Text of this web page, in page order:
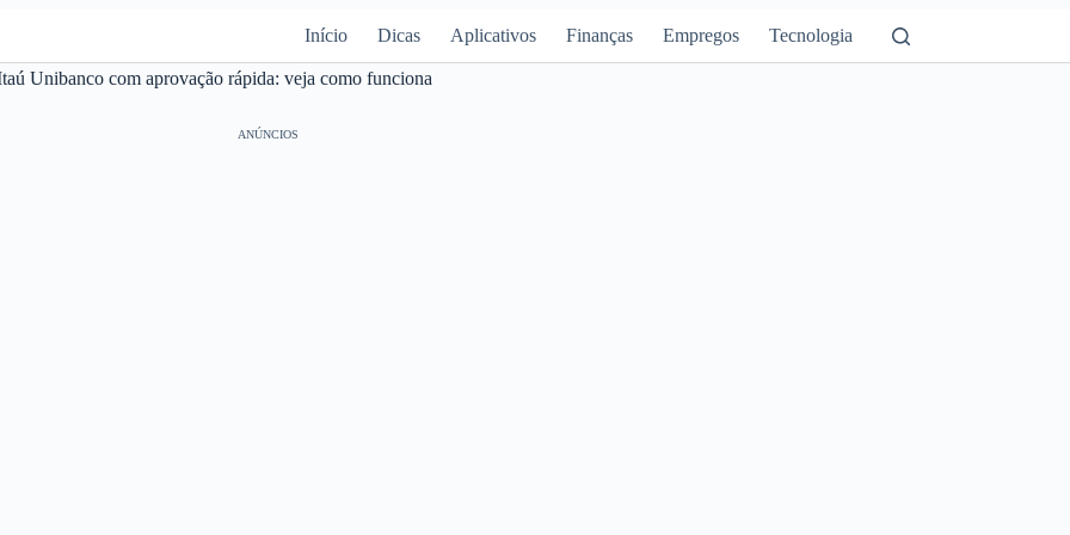
Início Dicas Aplicativos Finanças Empregos Tecnologia
Unibanco com aprovação rápida: veja como funciona
ANÚNCIOS